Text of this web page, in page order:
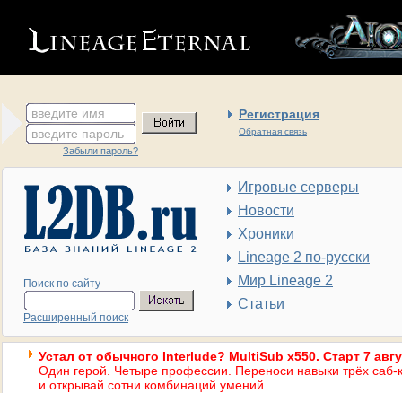
введите имя Регистрация
Обратная связь
введите пароль
Забыли пароль?
Поиск по сайту
Расширенный поиск
Игровые серверы
Новости
Хроники
Lineage 2 по-русски
Мир Lineage 2
Статьи
Устал от обычного Interlude? MultiSub x550. Старт 7
Один герой. Четыре профессии. Переноси навыки трёх саб-
и открывай сотни комбинаций умений.